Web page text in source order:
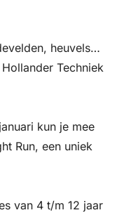
heuvels…
Techniek
kun je mee
Run, een uniek
van 4 t/m 12 jaar